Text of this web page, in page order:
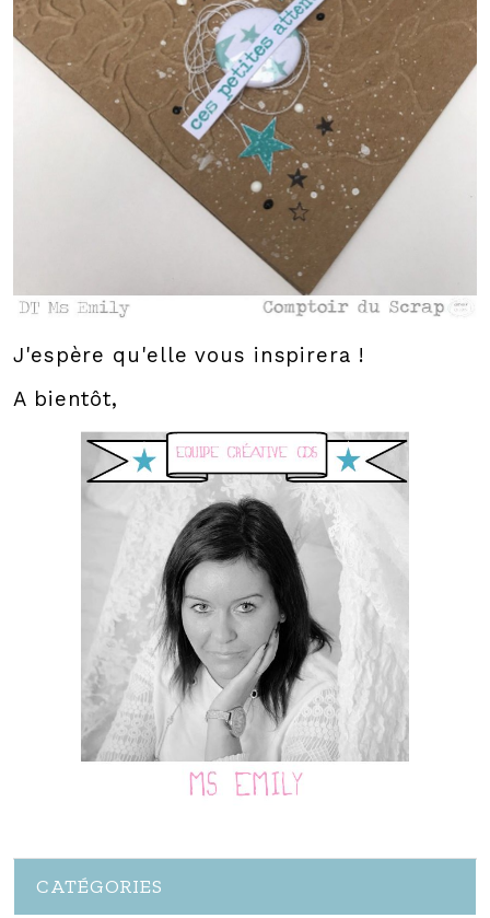
J'espère qu'elle vous inspirera !
A bientôt,
CATÉGORIES